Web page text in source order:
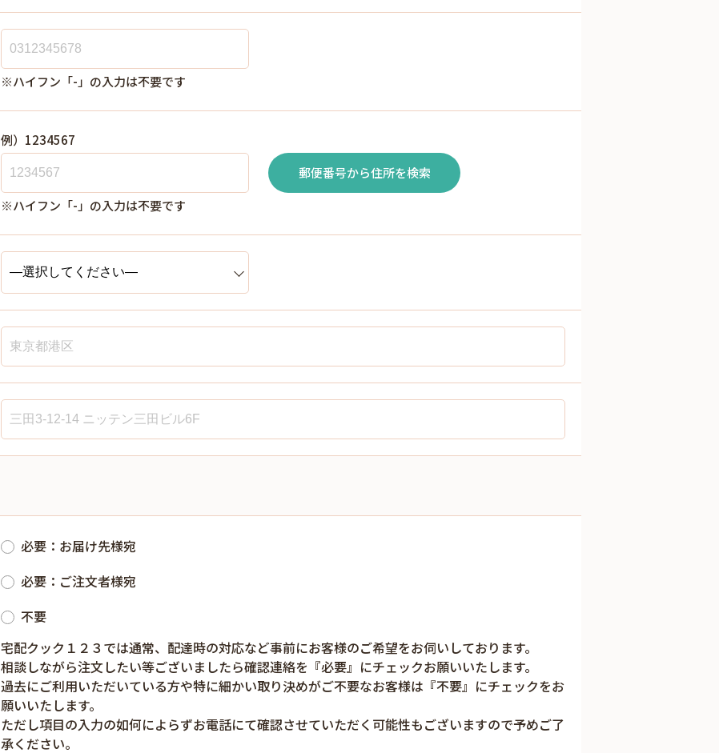
※ハイフン「-」の入力は不要です
例）1234567
郵便番号から住所を検索
※ハイフン「-」の入力は不要です
必要：お届け先様宛
必要：ご注文者様宛
不要
宅配クック１２３では通常、配達時の対応など事前にお客様のご希望をお伺いしております。
相談しながら注文したい等ございましたら確認連絡を『必要』にチェックお願いいたします。
過去にご利用いただいている方や特に細かい取り決めがご不要なお客様は『不要』にチェックをお
願いいたします。
ただし項目の入力の如何によらずお電話にて確認させていただく可能性もございますので予めご了
承ください。